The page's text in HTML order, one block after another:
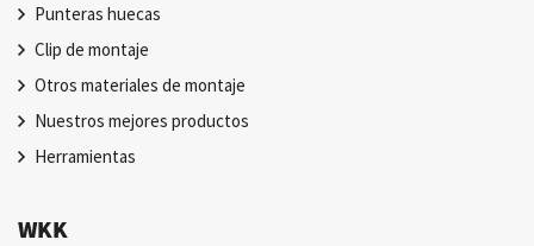
Punteras huecas
Clip de montaje
Otros materiales de montaje
Nuestros mejores productos
Herramientas
WKK